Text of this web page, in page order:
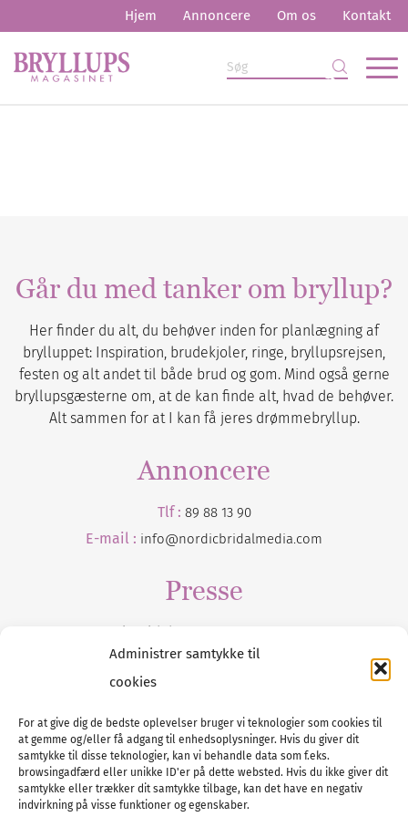
Administrer samtykke til
cookies
For at give dig de bedste oplevelser bruger vi teknologier som cookies til
at gemme og/eller få adgang til enhedsoplysninger. Hvis du giver dit
samtykke til disse teknologier, kan vi behandle data som f.eks.
browsingadfærd eller unikke ID'er på dette websted. Hvis du ikke giver dit
samtykke eller trækker dit samtykke tilbage, kan det have en negativ
indvirkning på visse funktioner og egenskaber.
Hjem Annoncere Om os Kontakt
Går du med tanker om bryllup?
Her finder du alt, du behøver inden for planlægning af
brylluppet: Inspiration, brudekjoler, ringe, bryllupsrejsen,
festen og alt andet til både brud og gom. Mind også gerne
bryllupsgæsterne om, at de kan finde alt, hvad de behøver.
Alt sammen for at I kan få jeres drømmebryllup.
Annoncere
Tlf : 89 88 13 90
E-mail : info@nordicbridalmedia.com
Presse
Tilmeld dig vores
Tel :89 88 13 90
E-post:info@nordicbridalmedia.com
Nordic Bridal Media